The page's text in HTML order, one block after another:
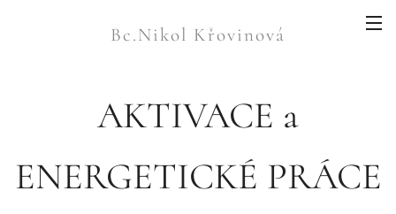
Bc.Nikol Křovinová
AKTIVACE a
ENERGETICKÉ PRÁCE